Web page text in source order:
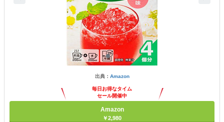
出典： Amazon
毎日お得なタイム
セール開催中
Amazon
￥2,980